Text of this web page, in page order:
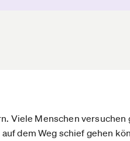
Viele Menschen
dem Weg schief gehen